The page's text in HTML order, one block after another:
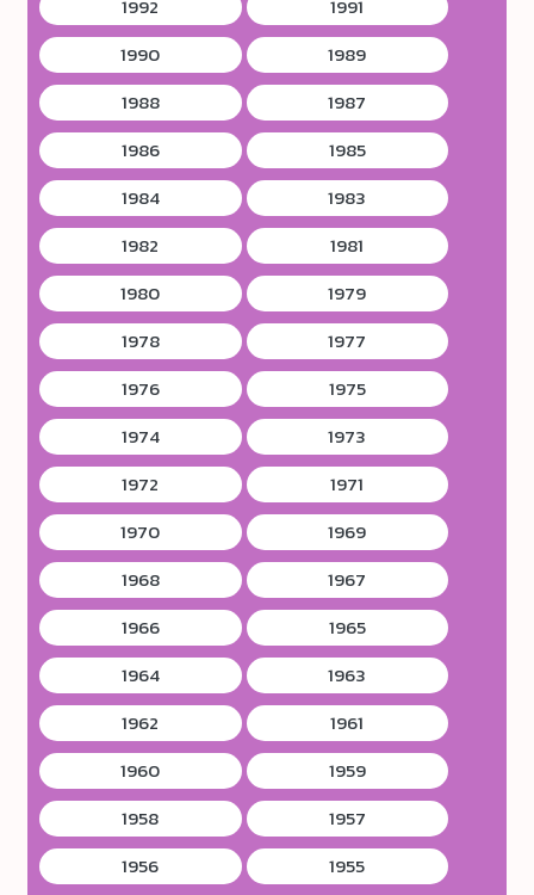
1992
1991
1990
1989
1988
1987
1986
1985
1984
1983
1982
1981
1980
1979
1978
1977
1976
1975
1974
1973
1972
1971
1970
1969
1968
1967
1966
1965
1964
1963
1962
1961
1960
1959
1958
1957
1956
1955